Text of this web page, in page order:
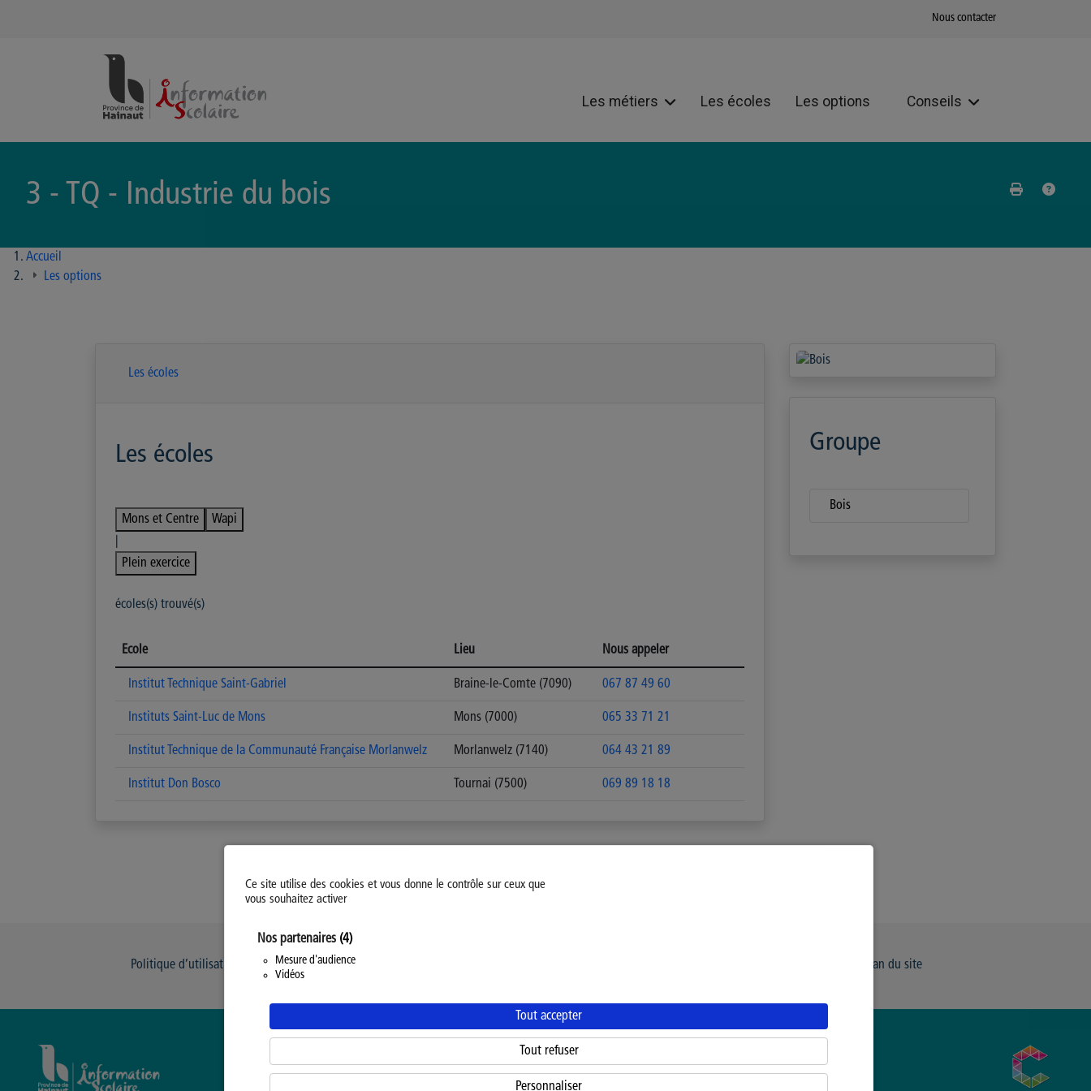
Ce site utilise des cookies et vous donne le contrôle sur ceux que
vous souhaitez activer
Nos partenaires (4)
Mesure d'audience
Vidéos
Tout accepter
Tout refuser
Personnaliser
Nous contacter
Les métiers Les écoles Les options Conseils
3 - TQ - Industrie du bois
Accueil
Les options
Les écoles
Les écoles
Mons et Centre
Wapi
Plein exercice
écoles(s) trouvé(s)
Ecole Lieu Nous appeler
Institut Technique Saint-Gabriel Braine-le-Comte (7090) 067 87 49 60
Instituts Saint-Luc de Mons Mons (7000) 065 33 71 21
Institut Technique de la Communauté Française Morlanwelz Morlanwelz (7140) 064 43 21 89
Institut Don Bosco Tournai (7500) 069 89 18 18
Groupe
Bois
Politique d’utilisation des Cookies Modifiez votre consentement Plan du site